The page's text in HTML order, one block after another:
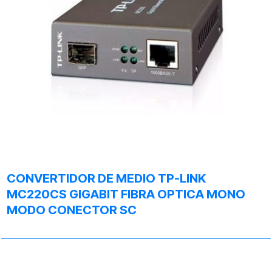
CONVERTIDOR DE MEDIO TP-LINK
MC220CS GIGABIT FIBRA OPTICA MONO
MODO CONECTOR SC